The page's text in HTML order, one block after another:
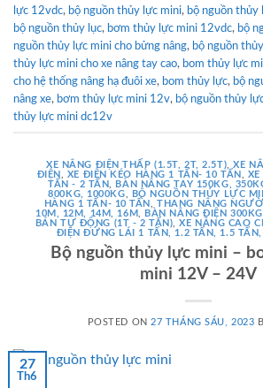
lực 12vdc, bộ nguồn thủy lực mini, bộ nguồn thủy
bộ nguồn thủy lục, bơm thủy lực mini 12vdc, bộ
nguồn thủy lực mini cho bửng nâng, bộ nguồn
thủy lực mini cho xe nâng tay cao, bom thủy lực
cho hệ thống nâng hạ đuôi xe, bom thủy lực, bộ
nâng xe, bơm thủy lực mini 12v, bộ nguồn thủy
thủy lực mini dc12v
XE NÂNG ĐIỆN THẤP (1.5T, 2T, 2.5T),XE
ĐIỆN, XE ĐIỆN KÉO HÀNG 1 TẤN- 10 TẤN,
TẤN - 2 TẤN,
BÀN NÂNG TAY 150KG,
800KG, 1000KG, BỘ NGUỒN THỦY LỰC
HÀNG 1 TẤN- 10 TẤN,THANG NÂNG
10M, 12M, 14M, 16M, BÀN NÂNG ĐIỆN
BÁN TỰ ĐỘNG (1T - 2 TẤN),XE NÂNG CAO
ĐIỆN ĐỨNG LÁI 1 TẤN, 1.2 TẤN, 1.5
Bộ nguồn thủy lực mini –
mini 12V – 24V
POSTED ON 27 THÁNG SÁU, 2023
27
Th6